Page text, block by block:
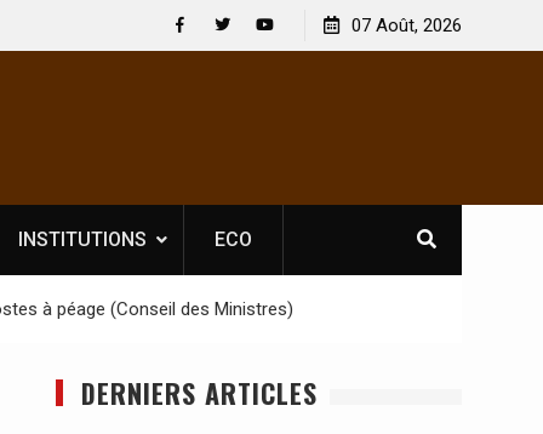
se
[France-Présidentielle 2027] Les enjeux de
souveraineté démocratique sévèrement touchés ?
07 Août, 2026
INSTITUTIONS ECO
à péage (Conseil des Ministres)
DERNIERS ARTICLES